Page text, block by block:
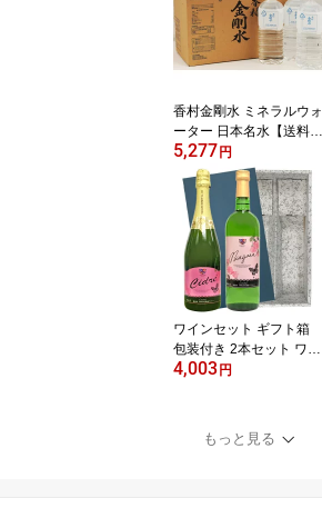
香村金剛水 ミネラルウォ
ーター 日本名水【送料無
料(一部地域除く)】2L×1
0本 まとめ買い 福島 ギ
フト プレゼント
5,277円
ワインセット ギフト箱
包装付き 2本セット ワイ
ン紀行オリジナル 無料包
4,003円
もっと見る